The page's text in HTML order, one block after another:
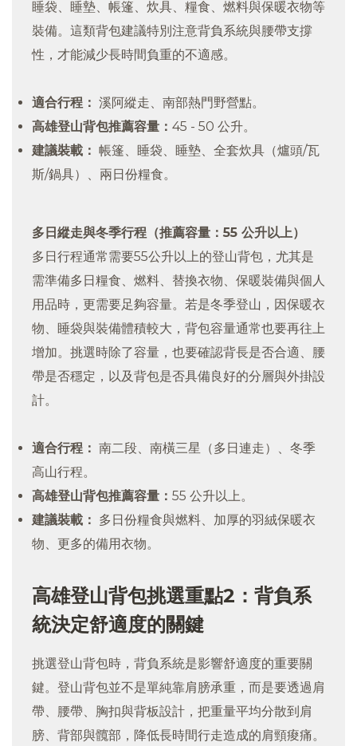
睡袋、睡墊、帳篷、炊具、糧食、燃料與保暖衣物等
裝備。這類背包建議特別注意背負系統與腰帶支撐
性，才能減少長時間負重的不適感。
適合行程： 溪阿縱走、南部熱門野營點。
高雄登山背包推薦容量： 45 - 50 公升。
建議裝載： 帳篷、睡袋、睡墊、全套炊具（爐頭/瓦
斯/鍋具）、兩日份糧食。
多日縱走與冬季行程（推薦容量：55 公升以上）
多日行程通常需要55公升以上的登山背包，尤其是
需準備多日糧食、燃料、替換衣物、保暖裝備與個人
用品時，更需要足夠容量。若是冬季登山，因保暖衣
物、睡袋與裝備體積較大，背包容量通常也要再往上
增加。挑選時除了容量，也要確認背長是否合適、腰
帶是否穩定，以及背包是否具備良好的分層與外掛設
計。
適合行程： 南二段、南橫三星（多日連走）、冬季
高山行程。
高雄登山背包推薦容量： 55 公升以上。
建議裝載： 多日份糧食與燃料、加厚的羽絨保暖衣
物、更多的備用衣物。
高雄登山背包挑選重點2：背負系
統決定舒適度的關鍵
挑選登山背包時，背負系統是影響舒適度的重要關
鍵。登山背包並不是單純靠肩膀承重，而是要透過肩
帶、腰帶、胸扣與背板設計，把重量平均分散到肩
膀、背部與髖部，降低長時間行走造成的肩頸痠痛。